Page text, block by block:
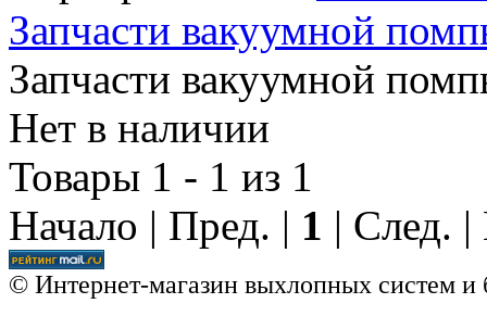
Запчасти вакуумной
Запчасти вакуумной
Нет в наличии
Товары 1 - 1 из 1
Начало | Пред. | 1 | След.
© Интернет-магазин выхлопных систем и